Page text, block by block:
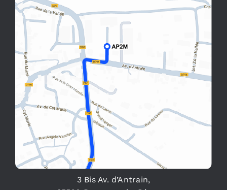
3 Bis Av. d’Antrain,